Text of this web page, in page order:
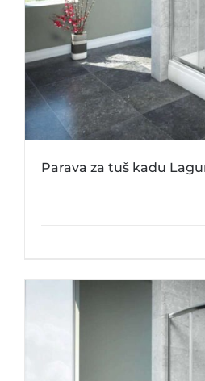
Parava za tuš kadu